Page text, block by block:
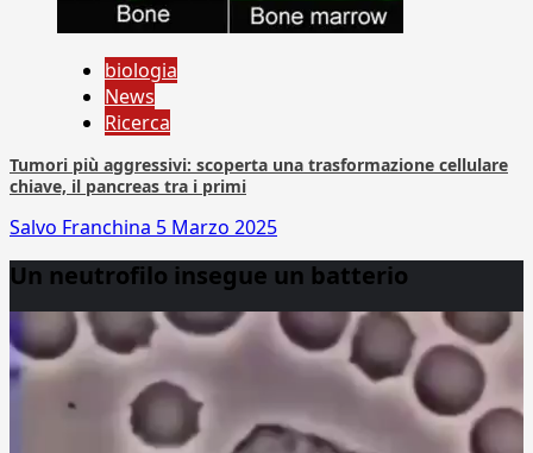
biologia
News
Ricerca
Tumori più aggressivi: scoperta una trasformazione cellulare
chiave, il pancreas tra i primi
Salvo Franchina 5 Marzo 2025
Un neutrofilo insegue un batterio
Player